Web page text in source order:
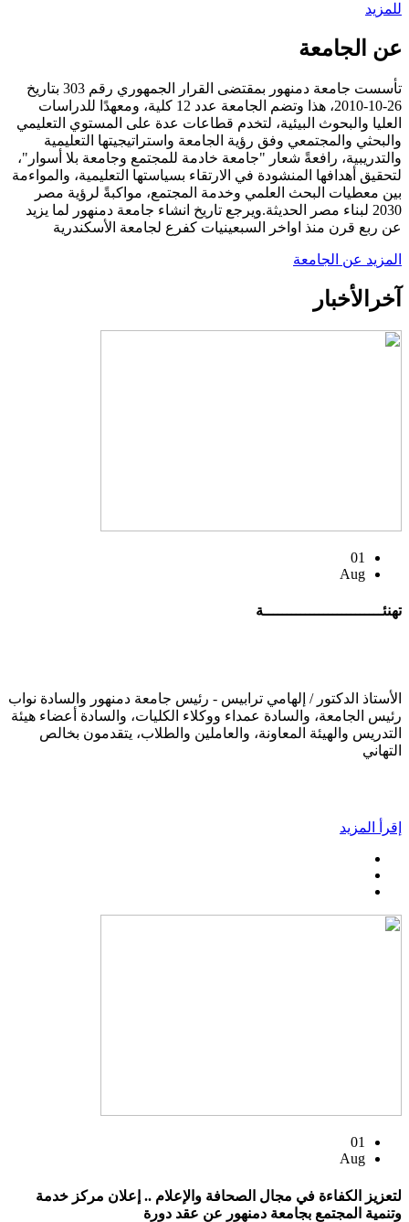
للمزيد
عن الجامعة
تأسست جامعة دمنهور بمقتضى القرار الجمهوري رقم 303 بتاريخ
26-10-2010، هذا وتضم الجامعة عدد 12 كلية، ومعهدًا للدراسات
العليا والبحوث البيئية، لتخدم قطاعات عدة على المستوي التعليمي
والبحثي والمجتمعي وفق رؤية الجامعة واستراتيجيتها التعليمية
والتدريبية، رافعةً شعار "جامعة خادمة للمجتمع وجامعة بلا أسوار"،
لتحقيق أهدافها المنشودة في الارتقاء بسياستها التعليمية، والمواءمة
بين معطيات البحث العلمي وخدمة المجتمع، مواكبةً لرؤية مصر
2030 لبناء مصر الحديثة.ويرجع تاريخ انشاء جامعة دمنهور لما يزيد
عن ربع قرن منذ اواخر السبعينيات كفرع لجامعة الأسكندرية
المزيد عن الجامعة
آخر الأخبار
01
Aug
تهنئــــــــــــــــــــــــــة
الأستاذ الدكتور / إلهامي ترابيس - رئيس جامعة دمنهور والسادة نواب
رئيس الجامعة، والسادة عمداء ووكلاء الكليات، والسادة أعضاء هيئة
التدريس والهيئة المعاونة، والعاملين والطلاب، يتقدمون بخالص
التهاني
إقرأ المزيد
01
Aug
لتعزيز الكفاءة في مجال الصحافة والإعلام .. إعلان مركز خدمة
وتنمية المجتمع بجامعة دمنهور عن عقد دورة